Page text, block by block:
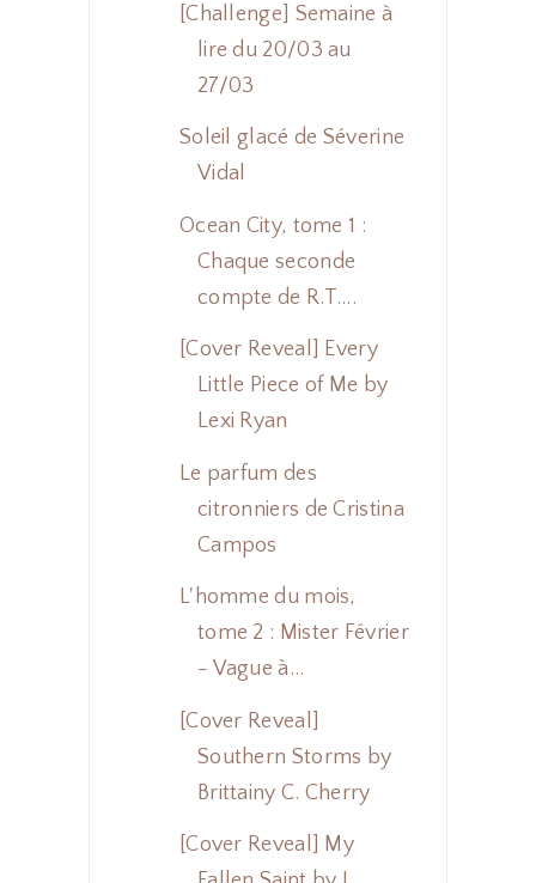
[Challenge] Semaine à
lire du 20/03 au
27/03
Soleil glacé de Séverine
Vidal
Ocean City, tome 1 :
Chaque seconde
compte de R.T....
[Cover Reveal] Every
Little Piece of Me by
Lexi Ryan
Le parfum des
citronniers de Cristina
Campos
L'homme du mois,
tome 2 : Mister Février
- Vague à...
[Cover Reveal]
Southern Storms by
Brittainy C. Cherry
[Cover Reveal] My